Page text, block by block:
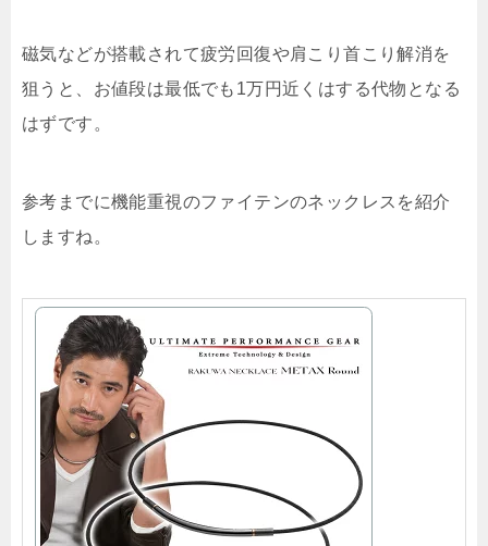
磁気などが搭載されて疲労回復や肩こり首こり解消を
狙うと、お値段は最低でも1万円近くはする代物となる
はずです。
参考までに機能重視のファイテンのネックレスを紹介
しますね。